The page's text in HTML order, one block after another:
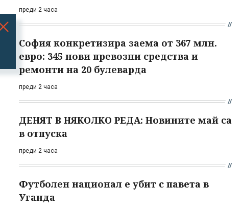
преди 2 часа
София конкретизира заема от 367 млн.
евро: 345 нови превозни средства и
ремонти на 20 булеварда
преди 2 часа
ДЕНЯТ В НЯКОЛКО РЕДА: Новините май са
в отпуска
преди 2 часа
Футболен национал е убит с павета в
Уганда